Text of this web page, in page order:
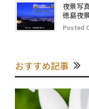
夜景写
徳島夜
Posted
おすすめ記事